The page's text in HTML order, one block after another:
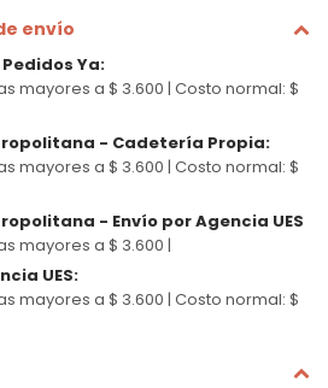
envío
Ya:
mayores a $ 3.600 | Costo normal: $
- Cadetería Propia:
mayores a $ 3.600 | Costo normal: $
- Envío por Agencia UES
mayores a $ 3.600 |
UES:
mayores a $ 3.600 | Costo normal: $